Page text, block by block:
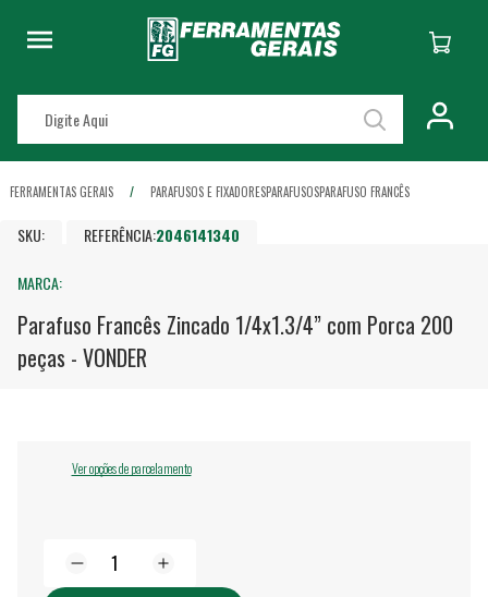
FERRAMENTAS GERAIS PARAFUSOS E FIXADORESPARAFUSOSPARAFUSO FRANCÊS
SKU: REFERÊNCIA:2046141340
MARCA:
Parafuso Francês Zincado 1/4x1.3/4” com Porca 200
peças - VONDER
Ver opções de parcelamento